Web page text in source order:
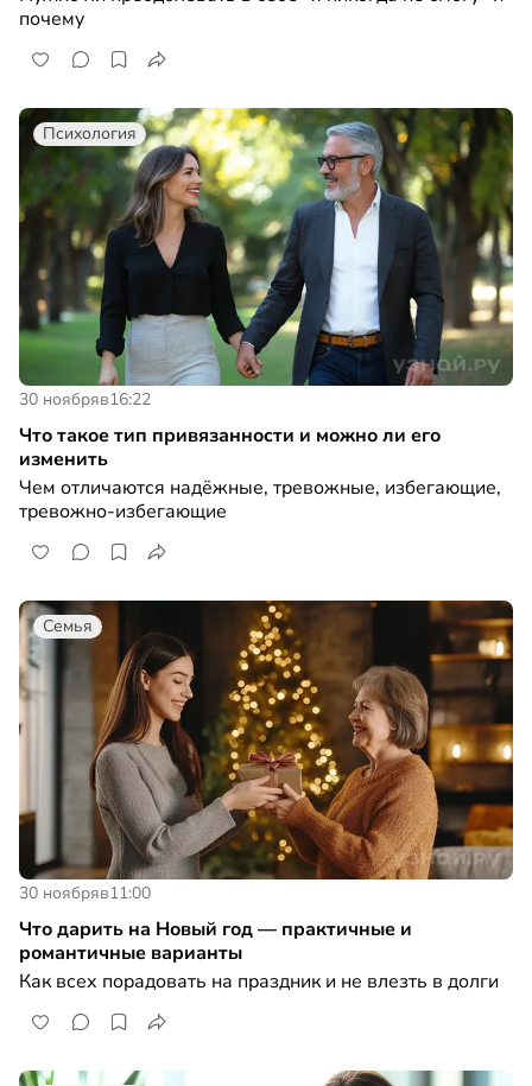
почему
Психология
30 ноябряв16:22
Что такое тип привязанности и можно ли его
изменить
Чем отличаются надёжные, тревожные, избегающие,
тревожно-избегающие
Семья
30 ноябряв11:00
Что дарить на Новый год — практичные и
романтичные варианты
Как всех порадовать на праздник и не влезть в долги